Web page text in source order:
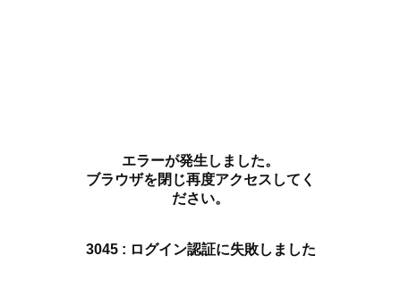
エラーが発生しました。
ブラウザを閉じ再度アクセスしてく
ださい。
3045 : ログイン認証に失敗しました